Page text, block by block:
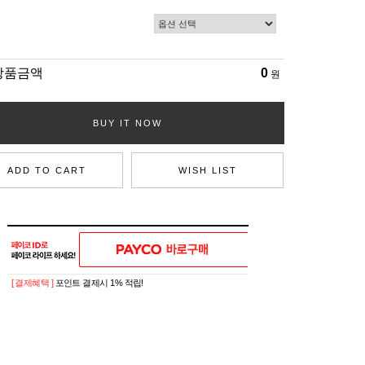
품금액 0 원
BUY IT NOW
ADD TO CART WISH LIST
[ 결제혜택 ] 포인트 결제시 1% 적립!